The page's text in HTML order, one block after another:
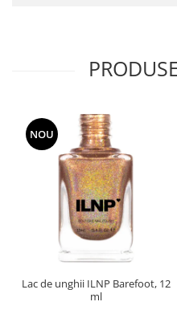
NOU
Lac de unghii ILNP Barefoot, 12
ml